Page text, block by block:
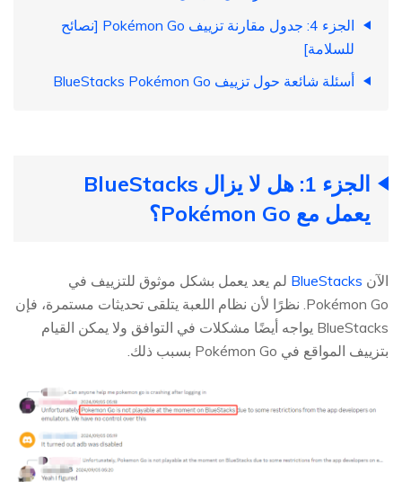
الجزء 4: جدول مقارنة تزييف Pokémon Go [نصائح
للسلامة]
أسئلة شائعة حول تزييف BlueStacks Pokémon Go
الجزء 1: هل لا يزال BlueStacks
يعمل مع Pokémon Go؟
الآن BlueStacks لم يعد يعمل بشكل موثوق للتزييف في
Pokémon Go. نظرًا لأن نظام اللعبة يتلقى تحديثات مستمرة، فإن
BlueStacks يواجه أيضًا مشكلات في التوافق ولا يمكن القيام
بتزييف المواقع في Pokémon Go بسبب ذلك.